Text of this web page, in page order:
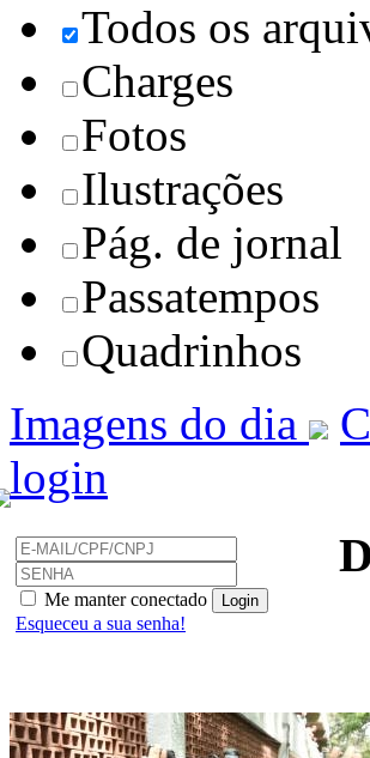
Todos os
Charges
Fotos
Ilustrações
Pág. de jornal
Passatempos
Quadrinhos
Imagens do dia
login
Me manter conectado
Esqueceu a sua senha!